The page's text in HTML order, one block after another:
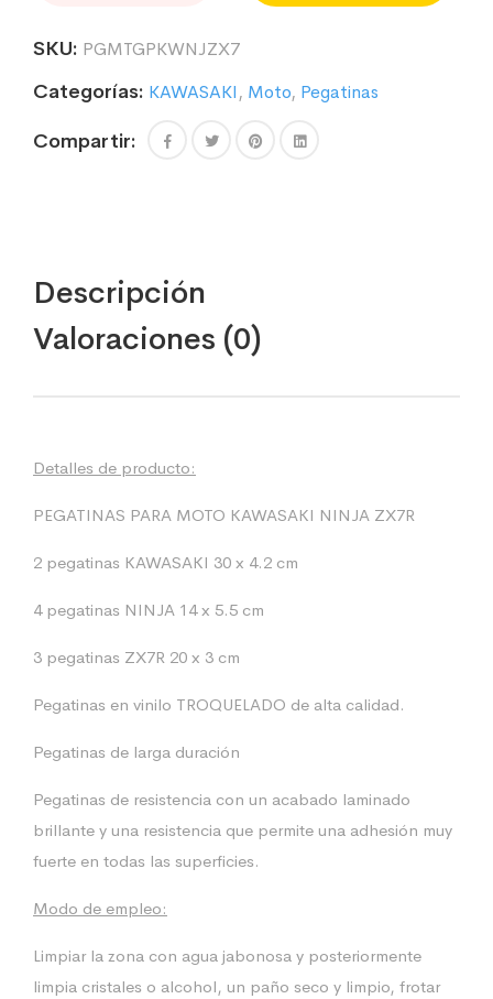
MOTO
COMPATIBLES
KAWASAKI
SKU: PGMTGPKWNJZX7
Categorías: KAWASAKI, Moto, Pegatinas
Compartir:
Descripción
Valoraciones (0)
Detalles de producto:
PEGATINAS PARA MOTO KAWASAKI NINJA ZX7R
2 pegatinas KAWASAKI 30 x 4.2 cm
4 pegatinas NINJA 14 x 5.5 cm
3 pegatinas ZX7R 20 x 3 cm
Pegatinas en vinilo TROQUELADO de alta calidad.
Pegatinas de larga duración
Pegatinas de resistencia con un acabado laminado
brillante y una resistencia que permite una adhesión muy
fuerte en todas las superficies.
Modo de empleo:
Limpiar la zona con agua jabonosa y posteriormente
limpia cristales o alcohol, un paño seco y limpio, frotar